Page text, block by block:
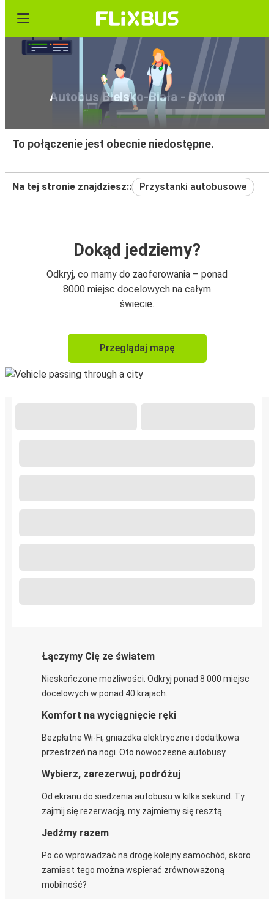
Autobus Bielsko-Biała - Bytom
To połączenie jest obecnie niedostępne.
Na tej stronie znajdziesz:: Przystanki autobusowe
Dokąd jedziemy?
Odkryj, co mamy do zaoferowania – ponad
8000 miejsc docelowych na całym
świecie.
Przeglądaj mapę
Łączymy Cię ze światem
Nieskończone możliwości. Odkryj ponad 8 000 miejsc
docelowych w ponad 40 krajach.
Komfort na wyciągnięcie ręki
Bezpłatne Wi-Fi, gniazdka elektryczne i dodatkowa
przestrzeń na nogi. Oto nowoczesne autobusy.
Wybierz, zarezerwuj, podróżuj
Od ekranu do siedzenia autobusu w kilka sekund. Ty
zajmij się rezerwacją, my zajmiemy się resztą.
Jedźmy razem
Po co wprowadzać na drogę kolejny samochód, skoro
zamiast tego można wspierać zrównoważoną
mobilność?